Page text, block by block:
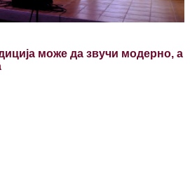
може да звучи модерно, а